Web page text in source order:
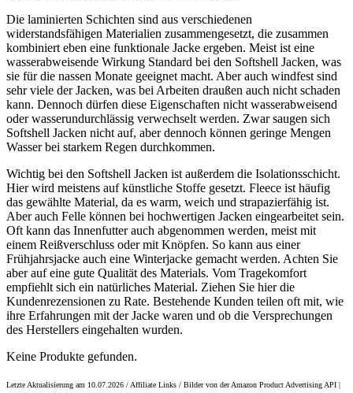
Die laminierten Schichten sind aus verschiedenen
widerstandsfähigen Materialien zusammengesetzt, die zusammen
kombiniert eben eine funktionale Jacke ergeben. Meist ist eine
wasserabweisende Wirkung Standard bei den Softshell Jacken, was
sie für die nassen Monate geeignet macht. Aber auch windfest sind
sehr viele der Jacken, was bei Arbeiten draußen auch nicht schaden
kann. Dennoch dürfen diese Eigenschaften nicht wasserabweisend
oder wasserundurchlässig verwechselt werden. Zwar saugen sich
Softshell Jacken nicht auf, aber dennoch können geringe Mengen
Wasser bei starkem Regen durchkommen.
Wichtig bei den Softshell Jacken ist außerdem die Isolationsschicht.
Hier wird meistens auf künstliche Stoffe gesetzt. Fleece ist häufig
das gewählte Material, da es warm, weich und strapazierfähig ist.
Aber auch Felle können bei hochwertigen Jacken eingearbeitet sein.
Oft kann das Innenfutter auch abgenommen werden, meist mit
einem Reißverschluss oder mit Knöpfen. So kann aus einer
Frühjahrsjacke auch eine Winterjacke gemacht werden. Achten Sie
aber auf eine gute Qualität des Materials. Vom Tragekomfort
empfiehlt sich ein natürliches Material. Ziehen Sie hier die
Kundenrezensionen zu Rate. Bestehende Kunden teilen oft mit, wie
ihre Erfahrungen mit der Jacke waren und ob die Versprechungen
des Herstellers eingehalten wurden.
Keine Produkte gefunden.
Letzte Aktualisierung am 10.07.2026 / Affiliate Links / Bilder von der Amazon Product Advertising API |